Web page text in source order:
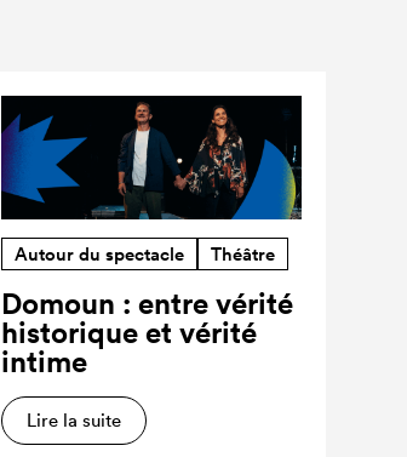
Autour du spectacle Théâtre
Domoun : entre vérité
historique et vérité
intime
Lire la suite